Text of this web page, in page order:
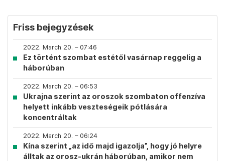
Friss bejegyzések
2022. March 20. – 07:46
Ez történt szombat estétől vasárnap reggelig a
háborúban
2022. March 20. – 06:53
Ukrajna szerint az oroszok szombaton offenzíva
helyett inkább veszteségeik pótlására
koncentráltak
2022. March 20. – 06:24
Kína szerint „az idő majd igazolja”, hogy jó helyre
álltak az orosz-ukrán háborúban, amikor nem